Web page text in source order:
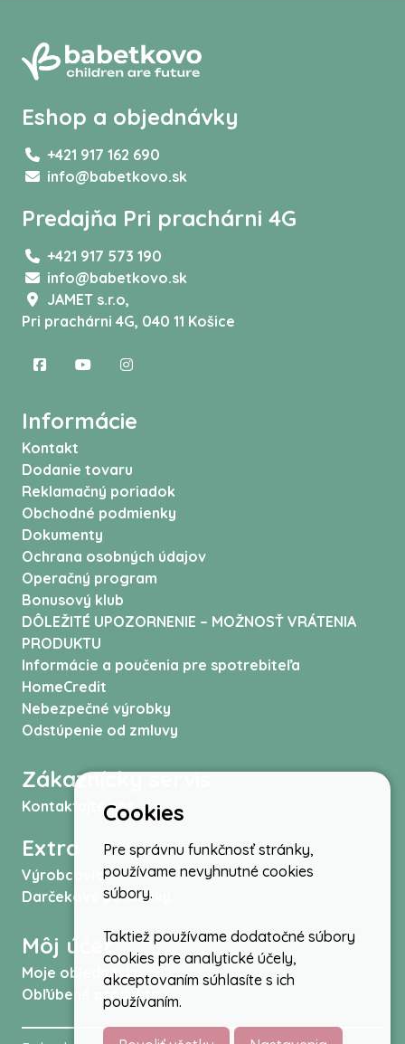
Eshop a objednávky
+421 917 162 690
info@babetkovo.sk
Predajňa Pri prachárni 4G
+421 917 573 190
info@babetkovo.sk
JAMET s.r.o,
Pri prachárni 4G, 040 11 Košice
Informácie
Kontakt
Dodanie tovaru
Reklamačný poriadok
Obchodné podmienky
Dokumenty
Ochrana osobných údajov
Operačný program
Bonusový klub
DÔLEŽITÉ UPOZORNENIE – MOŽNOSŤ VRÁTENIA
PRODUKTU
Informácie a poučenia pre spotrebiteľa
HomeCredit
Nebezpečné výrobky
Odstúpenie od zmluvy
Zákaznícky servis
Kontaktujte nás
Extra
Výrobcovia
Darčekové poukážky
Môj účet
Moje objednávky
Obľúbené produkty
Cookies
Pre správnu funkčnosť stránky,
používame nevyhnutné cookies
súbory.
Taktiež používame dodatočné súbory
cookies pre analytické účely,
akceptovaním súhlasíte s ich
používaním.